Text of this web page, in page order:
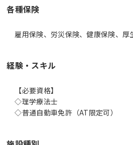
各種保険
雇用保険、労災保険、健康保険、厚
経験・スキル
【必要資格】
◇理学療法士
◇普通自動車免許（AT限定可）